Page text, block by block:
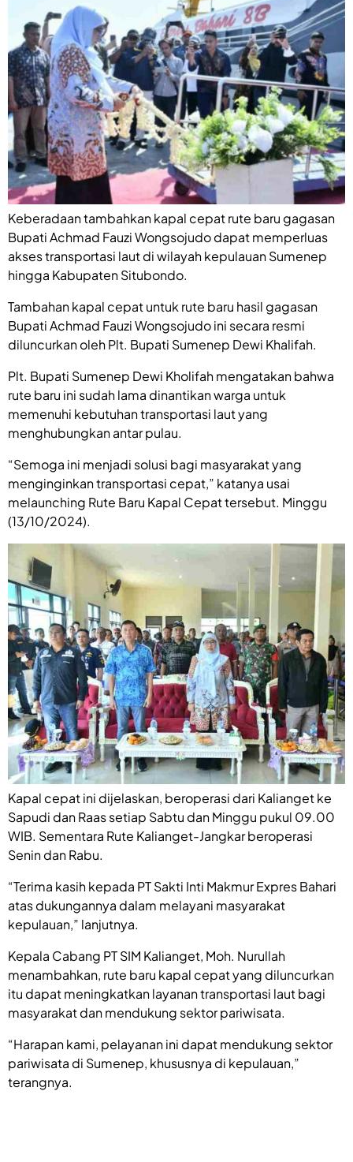
Keberadaan tambahkan kapal cepat rute baru gagasan
Bupati Achmad Fauzi Wongsojudo dapat memperluas
akses transportasi laut di wilayah kepulauan Sumenep
hingga Kabupaten Situbondo.
Tambahan kapal cepat untuk rute baru hasil gagasan
Bupati Achmad Fauzi Wongsojudo ini secara resmi
diluncurkan oleh Plt. Bupati Sumenep Dewi Khalifah.
Plt. Bupati Sumenep Dewi Kholifah mengatakan bahwa
rute baru ini sudah lama dinantikan warga untuk
memenuhi kebutuhan transportasi laut yang
menghubungkan antar pulau.
“Semoga ini menjadi solusi bagi masyarakat yang
menginginkan transportasi cepat,” katanya usai
melaunching Rute Baru Kapal Cepat tersebut. Minggu
(13/10/2024).
Kapal cepat ini dijelaskan, beroperasi dari Kalianget ke
Sapudi dan Raas setiap Sabtu dan Minggu pukul 09.00
WIB. Sementara Rute Kalianget-Jangkar beroperasi
Senin dan Rabu.
“Terima kasih kepada PT Sakti Inti Makmur Expres Bahari
atas dukungannya dalam melayani masyarakat
kepulauan,” lanjutnya.
Kepala Cabang PT SIM Kalianget, Moh. Nurullah
menambahkan, rute baru kapal cepat yang diluncurkan
itu dapat meningkatkan layanan transportasi laut bagi
masyarakat dan mendukung sektor pariwisata.
“Harapan kami, pelayanan ini dapat mendukung sektor
pariwisata di Sumenep, khususnya di kepulauan,”
terangnya.